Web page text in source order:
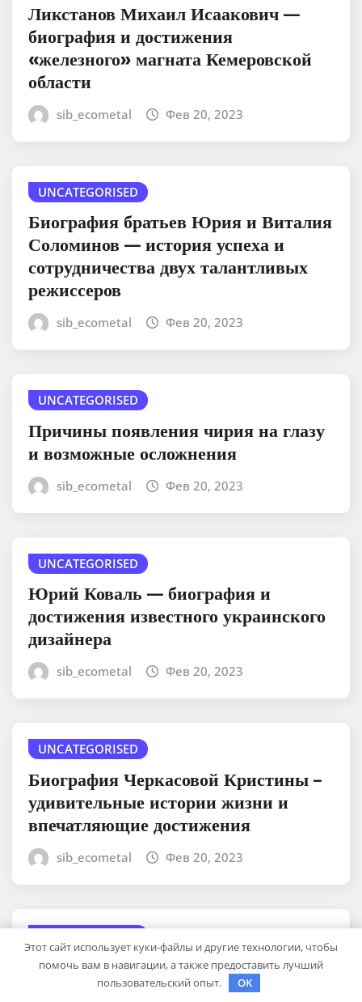
Ликстанов Михаил Исаакович —
биография и достижения
«железного» магната Кемеровской
области
sib_ecometal Фев 20, 2023
UNCATEGORISED
Биография братьев Юрия и Виталия
Соломинов — история успеха и
сотрудничества двух талантливых
режиссеров
sib_ecometal Фев 20, 2023
UNCATEGORISED
Причины появления чирия на глазу
и возможные осложнения
sib_ecometal Фев 20, 2023
UNCATEGORISED
Юрий Коваль — биография и
достижения известного украинского
дизайнера
sib_ecometal Фев 20, 2023
UNCATEGORISED
Биография Черкасовой Кристины –
удивительные истории жизни и
впечатляющие достижения
sib_ecometal Фев 20, 2023
Опасности и причины
возникновения фурункулеза
Этот сайт использует куки-файлы и другие технологии, чтобы
помочь вам в навигации, а также предоставить лучший
пользовательский опыт.
OK